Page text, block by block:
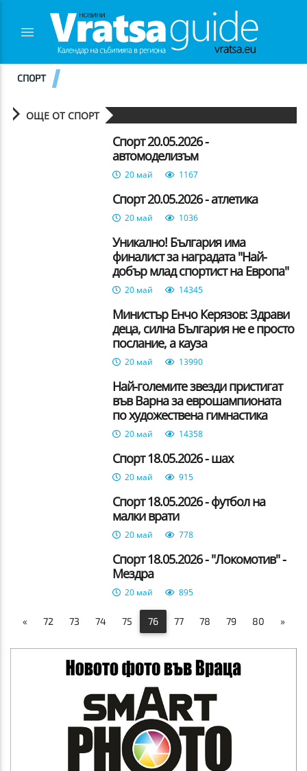
СПОРТ
ОЩЕ ОТ СПОРТ
Спорт 20.05.2026 -
автомоделизъм
20 май 1167
Спорт 20.05.2026 - атлетика
20 май 1036
Уникално! България има
финалист за наградата "Най-
добър млад спортист на Европа"
20 май 14345
Министър Енчо Керязов: Здрави
деца, силна България не е просто
послание, а кауза
20 май 13990
Най-големите звезди пристигат
във Варна за еврошампионата
по художествена гимнастика
20 май 14358
Спорт 18.05.2026 - шах
20 май 915
Спорт 18.05.2026 - футбол на
малки врати
20 май 778
Спорт 18.05.2026 - "Локомотив" -
Мездра
20 май 895
« 72 73 74 75 76 77 78 79 80 »